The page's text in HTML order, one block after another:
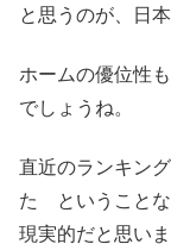
と思うのが、日
ホームの優位性
でしょうね。
直近のランキン
た ということな
現実的だと思いま